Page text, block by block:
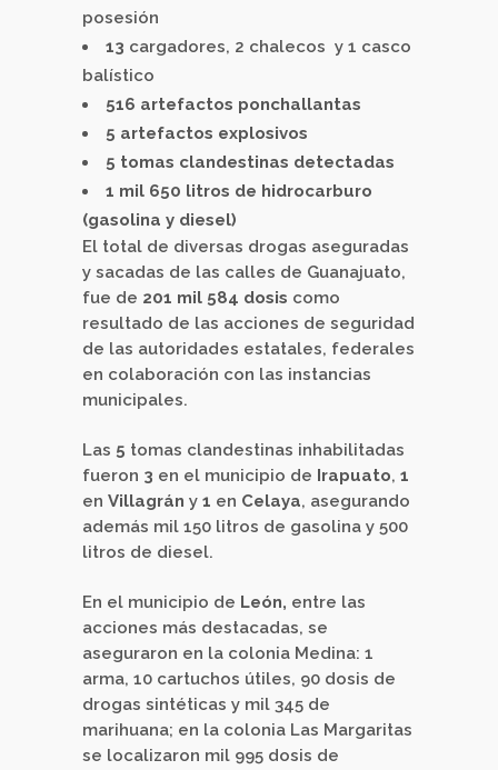
posesión
13 cargadores, 2 chalecos y 1 casco
balístico
516 artefactos ponchallantas
5 artefactos explosivos
5 tomas clandestinas detectadas
1 mil 650 litros de hidrocarburo
(gasolina y diesel)
El total de diversas drogas aseguradas
y sacadas de las calles de Guanajuato,
fue de 201 mil 584 dosis como
resultado de las acciones de seguridad
de las autoridades estatales, federales
en colaboración con las instancias
municipales.
Las 5 tomas clandestinas inhabilitadas
fueron 3 en el municipio de Irapuato, 1
en Villagrán y 1 en Celaya, asegurando
además mil 150 litros de gasolina y 500
litros de diesel.
En el municipio de León, entre las
acciones más destacadas, se
aseguraron en la colonia Medina: 1
arma, 10 cartuchos útiles, 90 dosis de
drogas sintéticas y mil 345 de
marihuana; en la colonia Las Margaritas
se localizaron mil 995 dosis de